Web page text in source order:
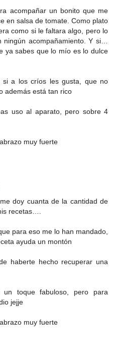
acompañar un bonito que me
en salsa de tomate. Como plato
como si le faltara algo, pero lo
acompañamiento. Y si…
ya sabes que lo mío es lo dulce
si a los críos les gusta, que no
además está tan rico
uso al aparato, pero sobre 4
muy fuerte
doy cuanta de la cantidad de
recetas….
para eso me lo han mandado,
ayuda un montón
haberte hecho recuperar una
toque fabuloso, pero para
jejje
muy fuerte